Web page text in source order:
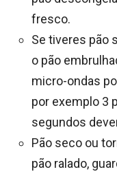
fresco.
Se tiveres pão
o pão
micro-ondas
por exemplo 3
segundos
Pão seco ou
pão ralado,